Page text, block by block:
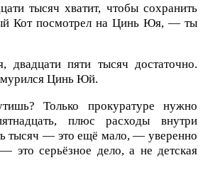
тысяч хватит, чтобы сохранить
Кот посмотрел на Цинь Юя, — ты
пяти тысяч достаточно.
Цинь Юй.
Только прокуратуре нужно
плюс расходы внутри
тысяч — это ещё мало, — уверенно
это серьёзное дело, а не детская